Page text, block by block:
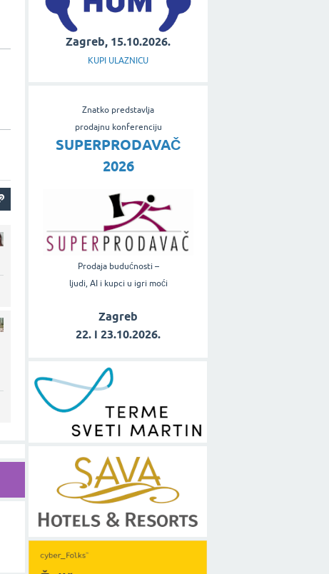
Zagreb, 15.10.2026.
KUPI ULAZNICU
Znatko predstavlja
prodajnu konferenciju
SUPERPRODAVAČ
2026
Prodaja budućnosti –
ljudi, AI i kupci u igri moći
Zagreb
22. i 23.10.2026.